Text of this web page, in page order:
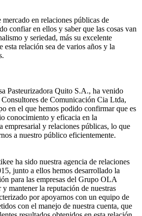
en relaciones públicas de
confiar en ellos y saber que las cosas van
y seriedad, más su excelente
esta relación sea de varios años y la
Pasteurizadora Quito S.A., ha venido
de Comunicación Cia Ltda,
en el que hemos podido confirmar que es
conocimiento y eficacia en la
empresarial y relaciones públicas, lo que
a nuestro público eficientemente.
ha sido nuestra agencia de relaciones
junto a ellos hemos desarrollado la
para las empresas del Grupo OLA
mantener la reputación de nuestras
por apoyarnos con un equipo de
con el manejo de nuestra cuenta, que